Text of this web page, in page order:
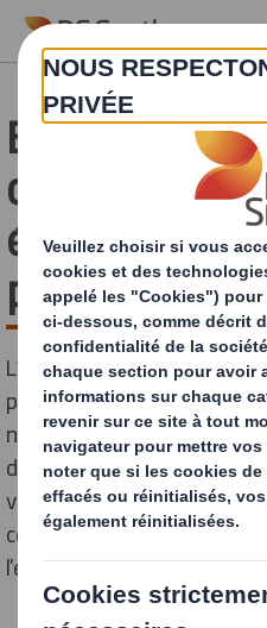
Skip to main content
E-
calculer
écologique
packagings ?
L’e-commerce représente
pour les consommateurs :
n'importe quel moment de
désormais commander
venus du monde entier. Si
commerce sont nombreux,
l'environnement est massif.